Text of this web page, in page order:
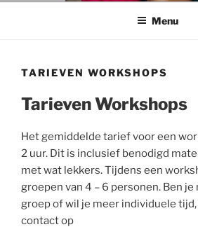
Menu
TARIEVEN WORKSHOPS
Tarieven Workshops
Het gemiddelde tarief voor een
2 uur. Dit is inclusief benodigd
met wat lekkers. Tijdens een
groepen van 4 – 6 personen. Ben
groep of wil je meer individuele tijd,
contact op